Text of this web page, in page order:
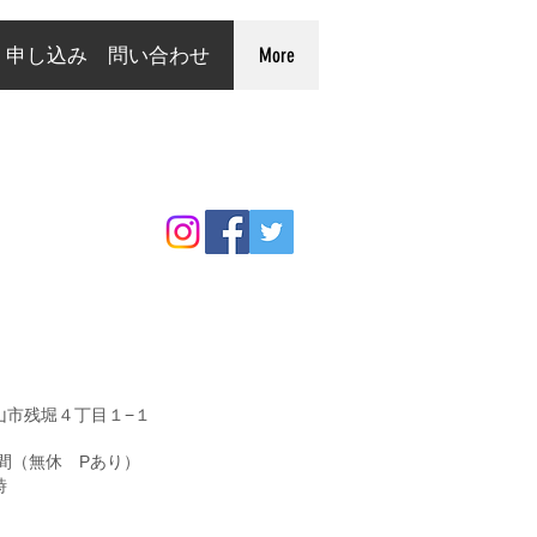
申し込み 問い合わせ More
残堀４丁目１−１
（無休 Pあり）